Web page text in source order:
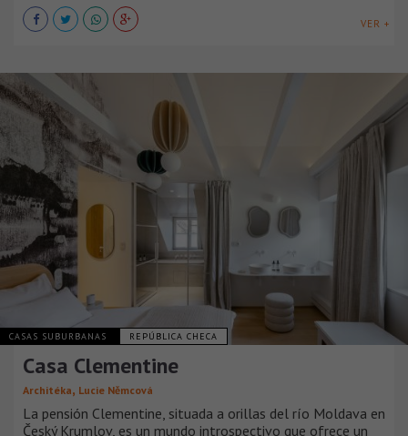
VER +
CASAS SUBURBANAS REPÚBLICA CHECA
Casa Clementine
Architéka, Lucie Němcová
La pensión Clementine, situada a orillas del río Moldava en
Český Krumlov, es un mundo introspectivo que ofrece un